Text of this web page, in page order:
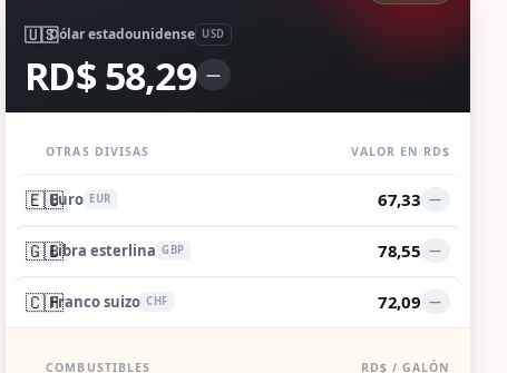
🇺🇸Dólar estadounidense USD
RD$ 58,29 —
OTRAS DIVISAS VALOR EN RD$
🇪🇺Euro EUR 67,33 —
🇬🇧Libra esterlina GBP 78,55 —
🇨🇭Franco suizo CHF 72,09 —
COMBUSTIBLES RD$ / GALÓN